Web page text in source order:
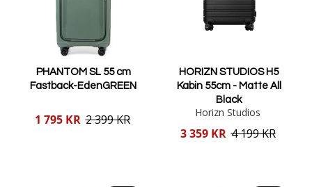
PHANTOM SL 55 cm
Fastback-EdenGREEN
Reducerat
1 795 KR 2 399 KR
HORIZN STUDIOS H5
Kabin 55cm - Matte All
Black
Horizn Studios
Reducerat
3 359 KR 4 199 KR